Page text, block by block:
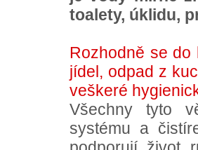
toalety, úklidu,
Rozhodně se do
jídel, odpad z
veškeré
Všechny tyto
systému a